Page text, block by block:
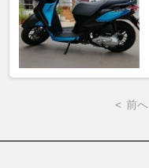
< 前へ